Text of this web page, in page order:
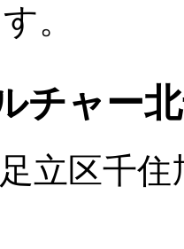
。
チャー
立区千住